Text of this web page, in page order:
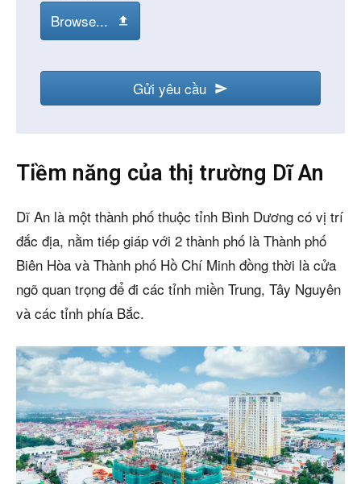
Browse...
Gửi yêu cầu
Tiềm năng của thị trường Dĩ An
Dĩ An là một thành phố thuộc tỉnh Bình Dương có vị trí
đắc địa, nằm tiếp giáp với 2 thành phố là Thành phố
Biên Hòa và Thành phố Hồ Chí Minh đồng thời là cửa
ngõ quan trọng để đi các tỉnh miền Trung, Tây Nguyên
và các tỉnh phía Bắc.